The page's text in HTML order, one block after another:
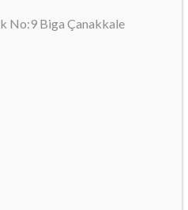
No:9 Biga Çanakkale